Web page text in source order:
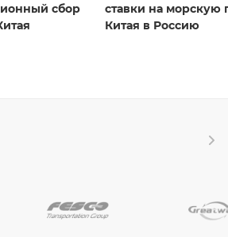
сбор
ставки на морскую
Китая в Россию